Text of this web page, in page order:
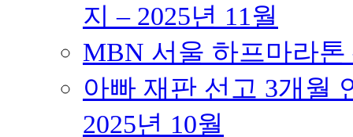
지 – 2025년 11월
MBN 서울 하프마라톤
아빠 재판 선고 3개월
2025년 10월